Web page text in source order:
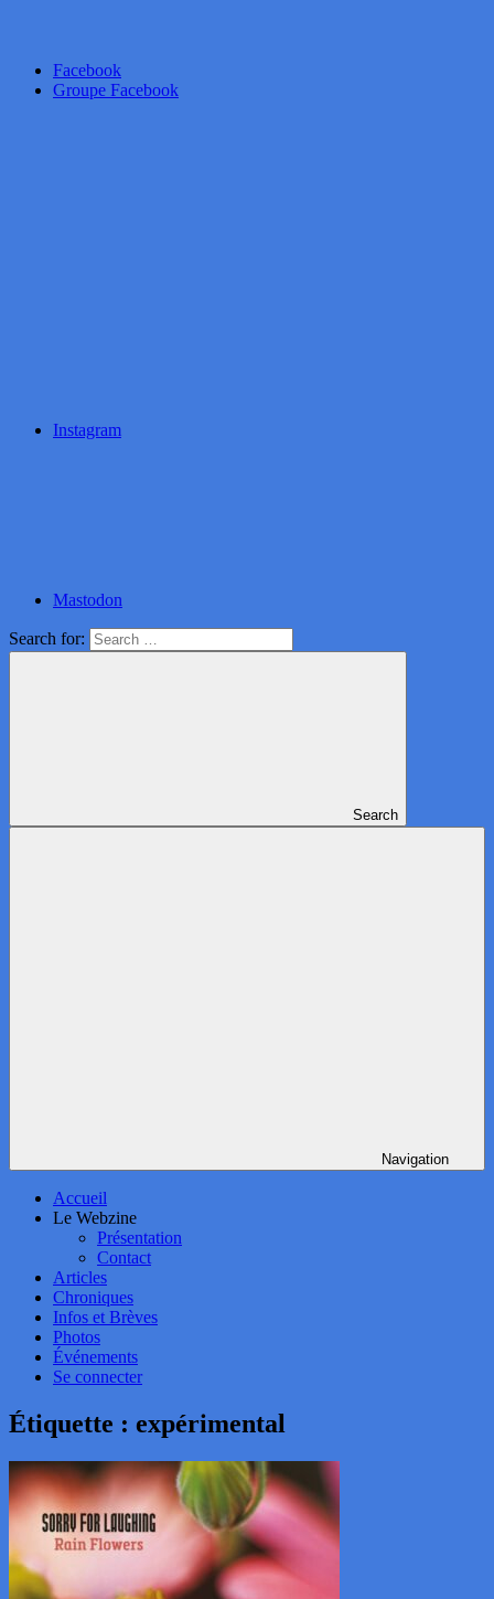
Facebook
Groupe Facebook
Instagram
Mastodon
Search for:
Search
Navigation
Accueil
Le Webzine
Présentation
Contact
Articles
Chroniques
Infos et Brèves
Photos
Événements
Se connecter
Étiquette : expérimental